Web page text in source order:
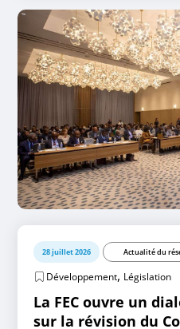
28 juillet 2026 Actualité du
Développement, Législation
La FEC ouvre un
sur la révision du